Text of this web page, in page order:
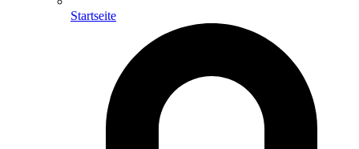
Startseite